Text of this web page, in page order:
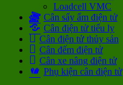
Loadcell VMC
Cân sấy ẩm điện tử
Cân điện tử tiểu ly
Cân điện tử thủy sản
Cân đếm điện tử
Cân xe nâng điện tử
Phụ kiện cân điện tử